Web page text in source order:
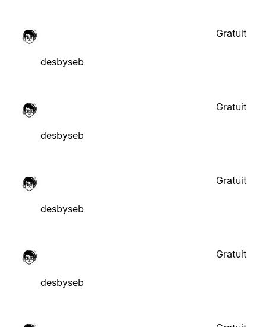
desbyseb
Gratuit
desbyseb
Gratuit
desbyseb
Gratuit
desbyseb
Gratuit